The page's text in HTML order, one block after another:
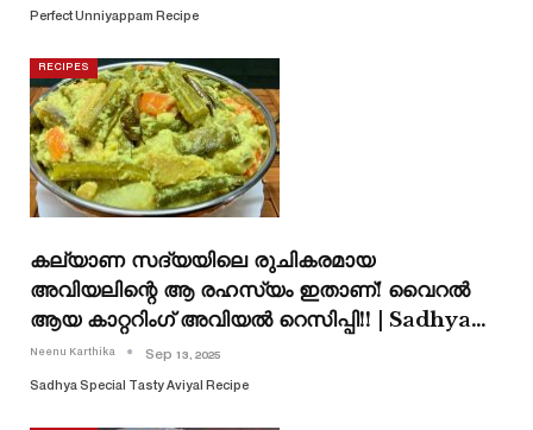
Perfect Unniyappam Recipe
RECIPES
കല്യാണ സദ്യയിലെ രുചികരമായ
അവിയലിന്റെ ആ രഹസ്യം ഇതാണ്! വൈറൽ
ആയ കാറ്ററിംഗ് അവിയൽ റെസിപ്പി!! | Sadhya…
Neenu Karthika Sep 13, 2025
Sadhya Special Tasty Aviyal Recipe